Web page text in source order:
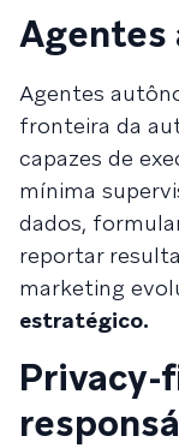
Agentes
Agentes
fronteira da
capazes de
mínima
dados,
reportar
marketing
estratégico.
Privacy-